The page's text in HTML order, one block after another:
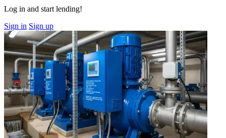
Log in and start lending!
Sign in Sign up